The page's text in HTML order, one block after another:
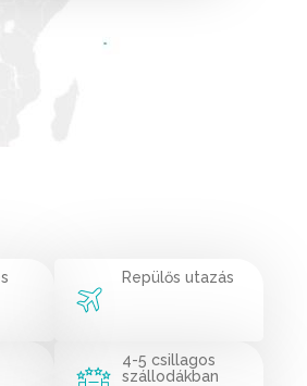
Repülős utazás
4-5 csillagos
szállodákban